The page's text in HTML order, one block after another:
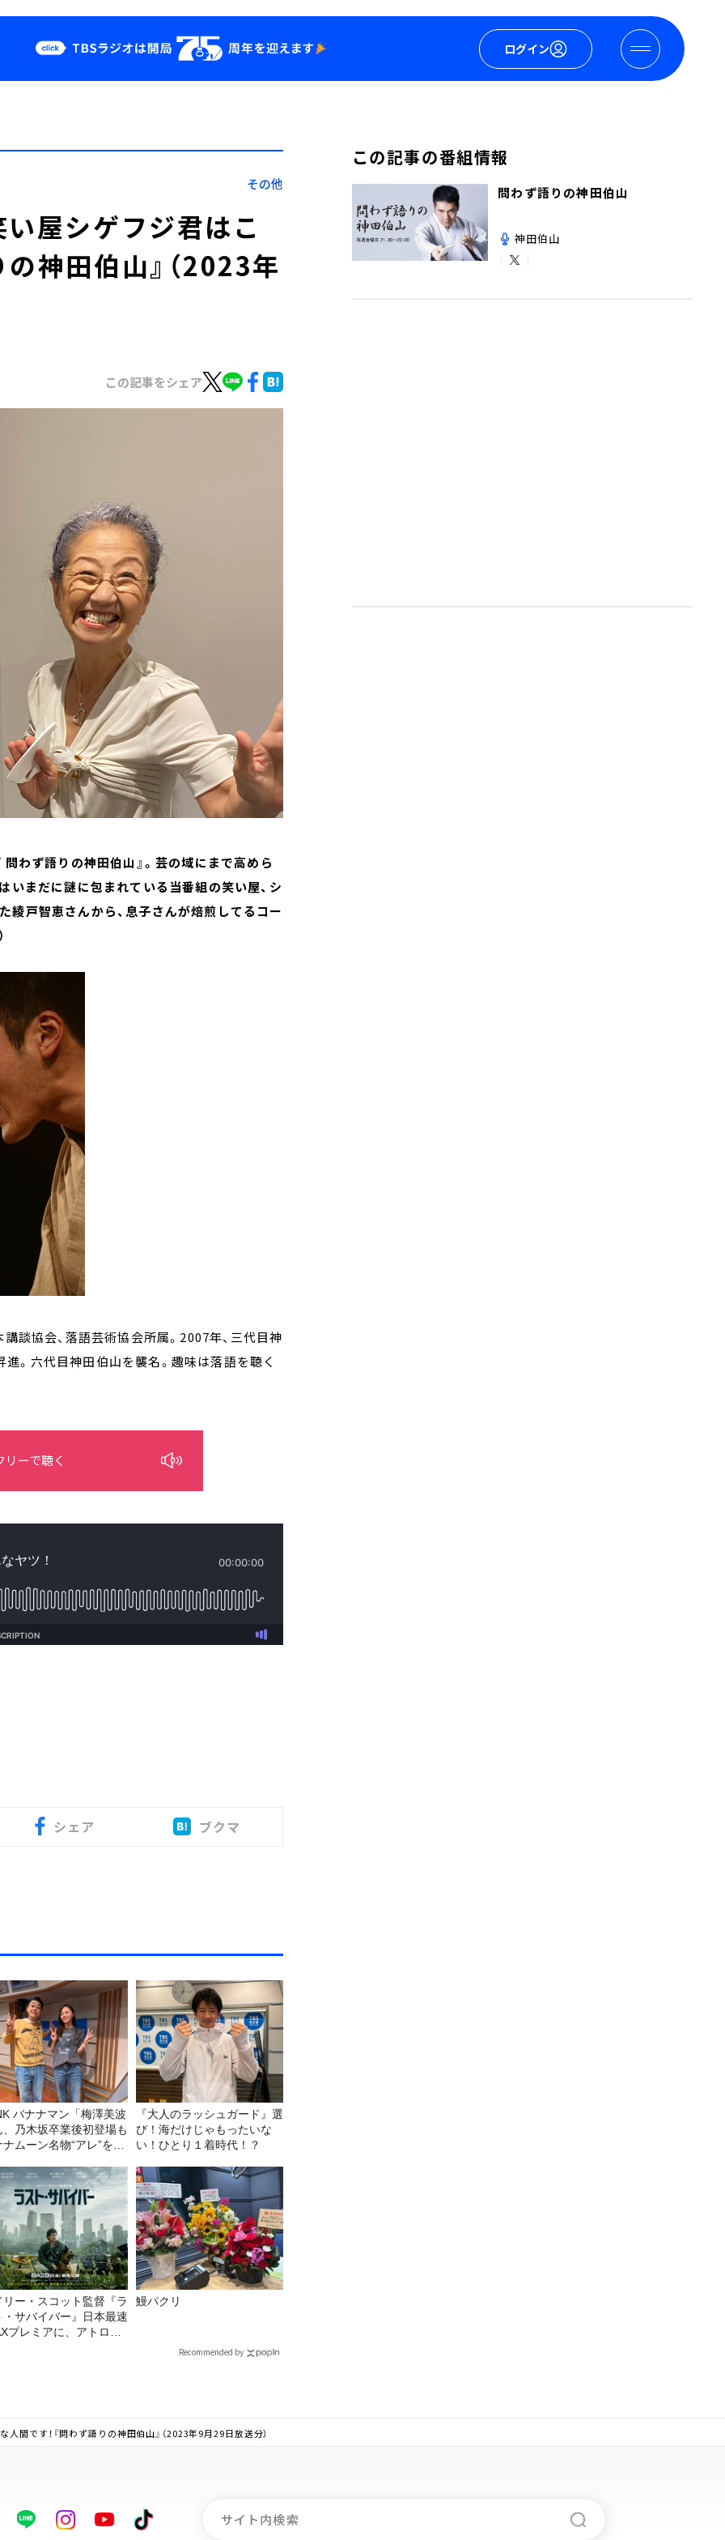
ログイン
YouTube
その他
い屋シゲフジ君はこ
神田伯山』（2023年
この記事をシェア
わず語りの神田伯山』。芸の域にまで高めら
いまだに謎に包まれている当番組の笑い屋、シ
綾戸智恵さんから、息子さんが焙煎してるコー
談協会、落語芸術協会所属。2007年、三代目神
。六代目神田伯山を襲名。趣味は落語を聴く
リーで聴く
シェア ブクマ
梅澤美波
、乃木坂卒業後初登場も
ナムーン名物“アレ”を喰
『大人のラッシュガード』選
び！海だけじゃもったいな
い！ひとり１着時代！？
リー・スコット監督『ラ
・サバイバー』日本最速
プレミアに、アトロク
鰻パクリ
Recommended by
この記事の番組情報
問わず語りの神田伯山
神田伯山
間です！『問わず語りの神田伯山』（2023年9月29日放送分）